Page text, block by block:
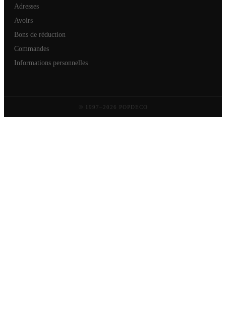
Adresses
Avoirs
Bons de réduction
Commandes
Informations personnelles
© 1997–2026 POPDECO